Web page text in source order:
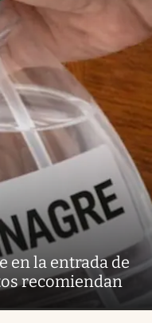
en la entrada de
recomiendan